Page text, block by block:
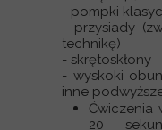
- pompki
- przysiady
technikę)
- skrętoskłony
- wyskoki
inne
Ćwiczenia
20